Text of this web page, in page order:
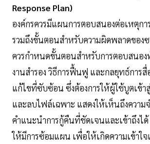
Response Plan)
องค์กรควรมีแผนการตอบสนองต่อเหตุก
รวมถึงขั้นตอนสำหรับความผิดพลาดขอ
ควรกำหนดขั้นตอนสำหรับการตอบสนอ
งานสำรอง วิธีการฟื้นฟู และกลยุทธ์การสื่
แก้ไขที่ซับซ้อน ซึ่งต้องการให้ผู้ใช้บูตเข้า
และลบไฟล์เฉพาะ แสดงให้เห็นถึงความ
คำแนะนำการกู้คืนที่ชัดเจนและเข้าถึงไ
ให้มีการซ้อมแผน เพื่อให้เกิดความเข้าใ